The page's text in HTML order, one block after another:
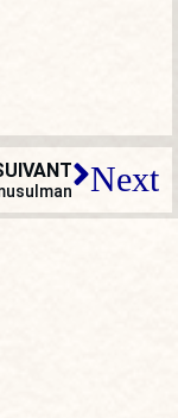
Next